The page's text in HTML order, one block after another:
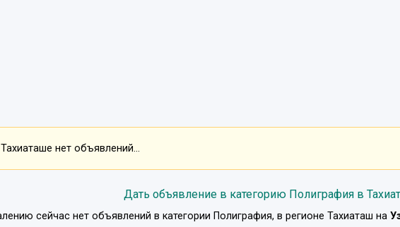
нет объявлений...
Дать объявление в категорию Полиграфия в
сейчас нет объявлений в категории Полиграфия, в регионе Тахиаташ на